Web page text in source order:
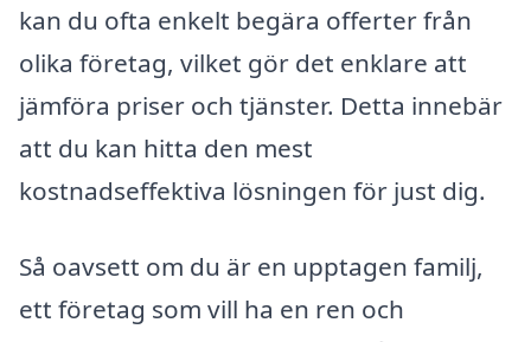
kan du ofta enkelt begära offerter från
olika företag, vilket gör det enklare att
jämföra priser och tjänster. Detta innebär
att du kan hitta den mest
kostnadseffektiva lösningen för just dig.
Så oavsett om du är en upptagen familj,
ett företag som vill ha en ren och